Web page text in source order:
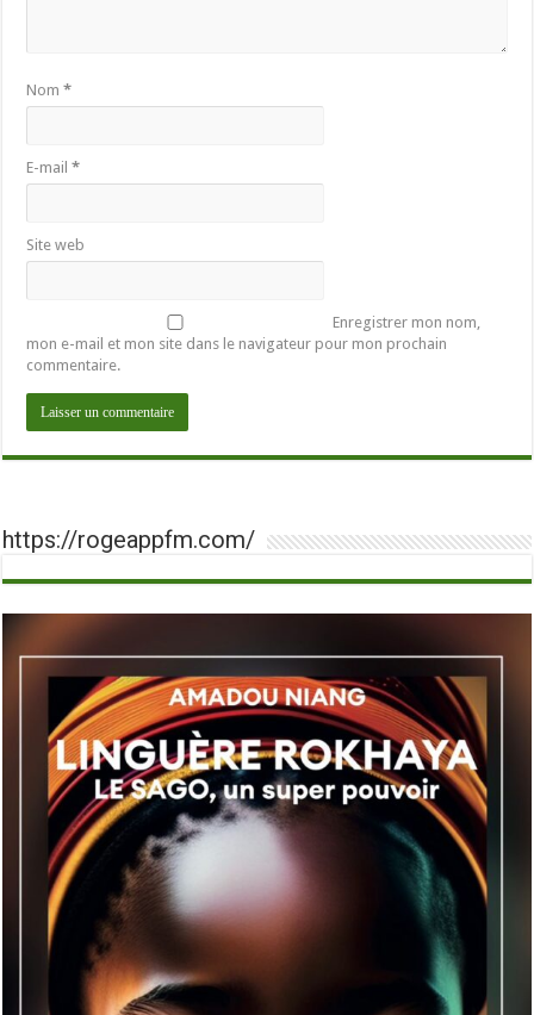
Nom*
E-mail*
Site web
Enregistrer mon nom,
mon e-mail et mon site dans le navigateur pour mon prochain
commentaire.
https://rogeappfm.com/